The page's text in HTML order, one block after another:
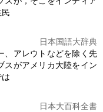
日本国語大辞典
、アレウトなどを除く先
スがアメリカ大陸をイン
日本大百科全書